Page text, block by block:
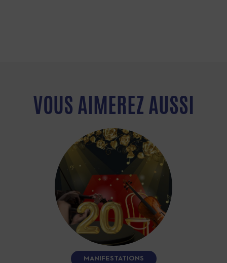
VOUS AIMEREZ AUSSI
MANIFESTATIONS